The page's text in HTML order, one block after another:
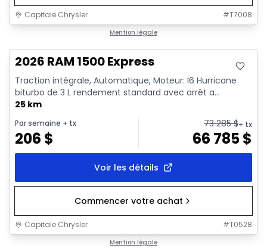
Capitale Chrysler #T7008
Mention légale
2026 RAM 1500 Express
Traction intégrale, Automatique, Moteur: I6 Hurricane
biturbo de 3 L rendement standard avec arrêt a...
25 km
Par semaine + tx
206 $
73 285$+ tx
66 785$
Voir les détails
Commencer votre achat
Capitale Chrysler #T0528
Mention légale